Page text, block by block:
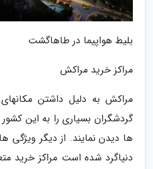
بلیط هواپیما در طاهاگشت
مراکز خرید مراکش
مراکش به دلیل داشتن
گردشگران بسیاری را به این
ها دیدن نمایند. از دیگر
دنیاگرد شده است مراکز خرید